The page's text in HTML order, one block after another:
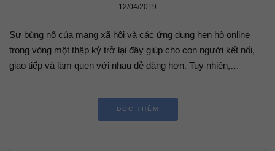
12/04/2019
Sự bùng nổ của mạng xã hội và các ứng dụng hẹn hò online
trong vòng một thập kỷ trở lại đây giúp cho con người kết nối,
giao tiếp và làm quen với nhau dễ dàng hơn. Tuy nhiên,…
ĐỌC THÊM